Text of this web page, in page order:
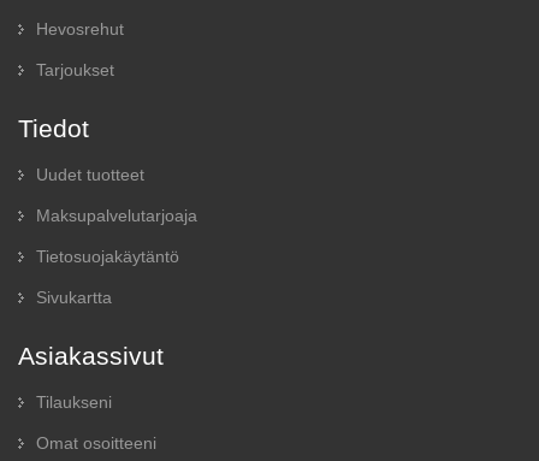
Hevosrehut
Tarjoukset
Tiedot
Uudet tuotteet
Maksupalvelutarjoaja
Tietosuojakäytäntö
Sivukartta
Asiakassivut
Tilaukseni
Omat osoitteeni